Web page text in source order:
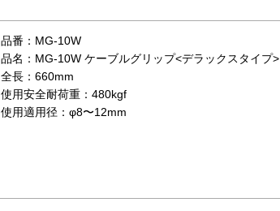
品番：MG-10W
品名：MG-10W ケーブルグリップ<デラックスタイプ>
全長：660mm
使用安全耐荷重：480kgf
使用適用径：φ8〜12mm